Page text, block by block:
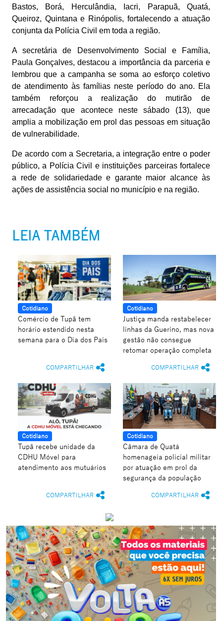
Bastos, Borá, Herculândia, Iacri, Parapuã, Quatá,
Queiroz, Quintana e Rinópolis, fortalecendo a atuação
conjunta da Polícia Civil em toda a região.
A secretária de Desenvolvimento Social e Família,
Paula Gonçalves, destacou a importância da parceria e
lembrou que a campanha se soma ao esforço coletivo
de atendimento às famílias neste período do ano. Ela
também reforçou a realização do mutirão de
arrecadação que acontece neste sábado (13), que
amplia a mobilização em prol das pessoas em situação
de vulnerabilidade.
De acordo com a Secretaria, a integração entre o poder
público, a Polícia Civil e instituições parceiras fortalece
a rede de solidariedade e garante maior alcance às
ações de assistência social no município e na região.
LEIA TAMBÉM
Cotidiano
Comércio de Tupã tem
horário estendido nesta
semana para o Dia dos Pais
COMPARTILHAR
Cotidiano
Justiça manda restabelecer
linhas da Guerino, mas nova
gestão não consegue
retomar operação completa
COMPARTILHAR
Cotidiano
Tupã recebe unidade da
CDHU Móvel para
atendimento aos mutuários
COMPARTILHAR
Cotidiano
Câmara de Quatá
homenageia policial militar
por atuação em prol da
segurança da população
COMPARTILHAR